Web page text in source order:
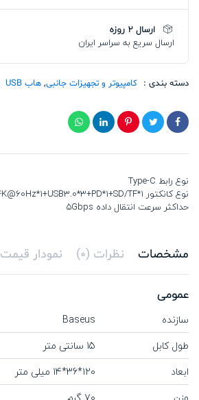
Port
HUB
تعداد
ارسال 2 روزه
ارسال سریع به سراسر ایران
دسته بندی : کامپیوتر و تجهیزات جانبی, هاب USB
نوع رابط Type-C
نوع کانکتور HDMI4K@60Hz*1+USB3.0*3+PD*1+SD/TF*1
حداکثر سرعت انتقال داده 5Gbps
مشخصات نظرات (0) نمودار قیمت
عمومی
سازنده
Baseus
طول کابل
15 سانتی متر
ابعاد
120*36*14 میلی متر